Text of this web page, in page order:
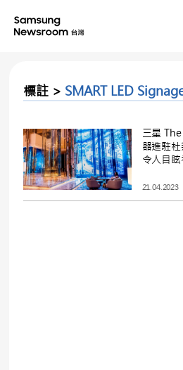
標註 > SMART LED
三星
器進駐
令人目
21.04.2023